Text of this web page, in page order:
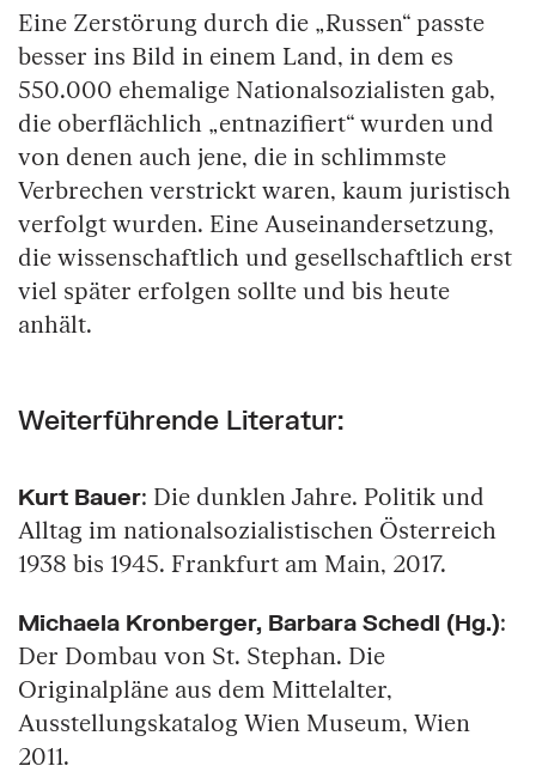
Eine Zerstörung durch die „Russen“ passte
besser ins Bild in einem Land, in dem es
550.000 ehemalige Nationalsozialisten gab,
die oberflächlich „entnazifiert“ wurden und
von denen auch jene, die in schlimmste
Verbrechen verstrickt waren, kaum juristisch
verfolgt wurden. Eine Auseinandersetzung,
die wissenschaftlich und gesellschaftlich erst
viel später erfolgen sollte und bis heute
anhält.
Weiterführende Literatur:
Kurt Bauer: Die dunklen Jahre. Politik und
Alltag im nationalsozialistischen Österreich
1938 bis 1945. Frankfurt am Main, 2017.
Michaela Kronberger, Barbara Schedl (Hg.):
Der Dombau von St. Stephan. Die
Originalpläne aus dem Mittelalter,
Ausstellungskatalog Wien Museum, Wien
2011.